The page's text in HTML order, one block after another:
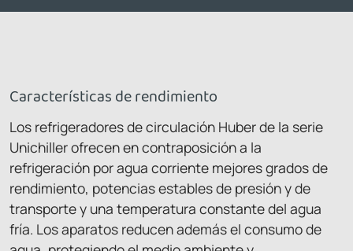
Características de rendimiento
Los refrigeradores de circulación Huber de la serie
Unichiller ofrecen en contraposición a la
refrigeración por agua corriente mejores grados de
rendimiento, potencias estables de presión y de
transporte y una temperatura constante del agua
fría. Los aparatos reducen además el consumo de